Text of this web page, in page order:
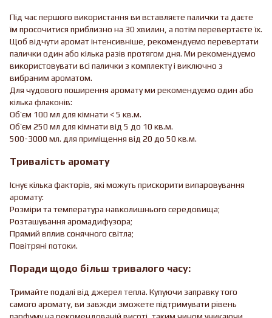
Під час першого використання ви вставляєте палички та даєте
їм просочитися приблизно на 30 хвилин, а потім перевертаєте їх.
Щоб відчути аромат інтенсивніше, рекомендуємо перевертати
палички один або кілька разів протягом дня. Ми рекомендуємо
використовувати всі палички з комплекту і виключно з
вибраним ароматом.
Для чудового поширення аромату ми рекомендуємо один або
кілька флаконів:
Об’єм 100 мл для кімнати < 5 кв.м.
Об’єм 250 мл для кімнати від 5 до 10 кв.м.
500-3000 мл. для приміщення від 20 до 50 кв.м.
Тривалість аромату
Існує кілька факторів, які можуть прискорити випаровування
аромату:
Розміри та температура навколишнього середовища;
Розташування аромадифузора;
Прямий вплив сонячного світла;
Повітряні потоки.
Поради щодо більш тривалого часу:
Тримайте подалі від джерел тепла. Купуючи заправку того
самого аромату, ви завжди зможете підтримувати рівень
парфуму на рекомендованій висоті, таким чином уникаючи